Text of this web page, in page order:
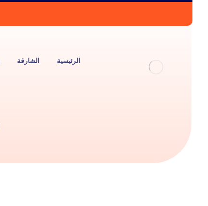
الرئيسية الشارقة